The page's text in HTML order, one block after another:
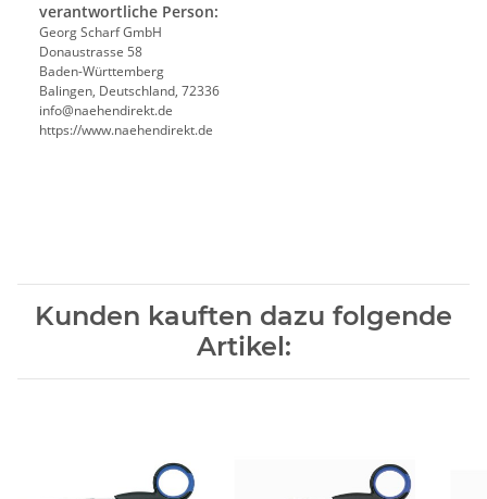
verantwortliche Person:
Georg Scharf GmbH
Donaustrasse 58
Baden-Württemberg
Balingen, Deutschland, 72336
info@naehendirekt.de
https://www.naehendirekt.de
Kunden kauften dazu folgende
Artikel: